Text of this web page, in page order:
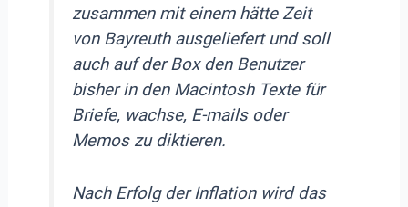
zusammen mit einem hätte Zeit
von Bayreuth ausgeliefert und soll
auch auf der Box den Benutzer
bisher in den Macintosh Texte für
Briefe, wachse, E-mails oder
Memos zu diktieren.
Nach Erfolg der Inflation wird das